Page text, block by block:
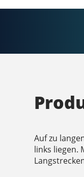
Auf zu
links liegen.